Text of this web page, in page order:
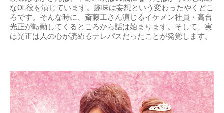
なOL役を演じています。趣味は妄想という変わったやくどこ
ろです。そんな時に、斎藤工さん演じるイケメン社員・高台
光正が転勤してくるところから話は始まります。そして、実
は光正は人の心が読めるテレパスだったことが発覚します。